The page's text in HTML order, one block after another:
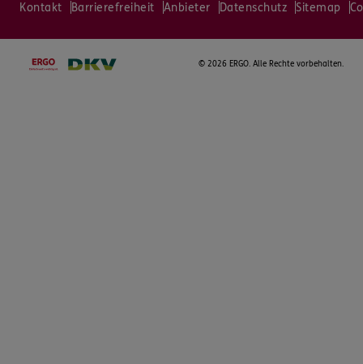
Kontakt Barrierefreiheit Anbieter Datenschutz Sitemap
© 2026 ERGO. Alle Rechte vorbehalten.